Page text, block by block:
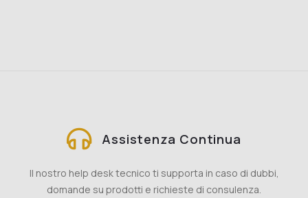
Assistenza Continua
Il nostro help desk tecnico ti supporta in caso di dubbi,
domande su prodotti e richieste di consulenza.